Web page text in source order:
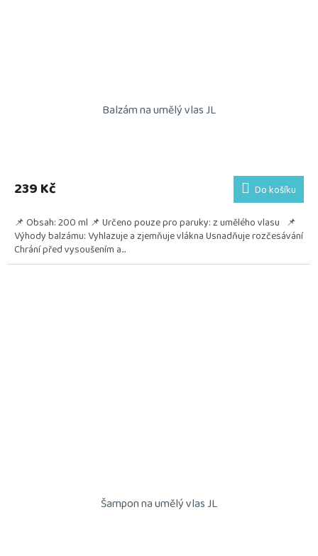
Balzám na umělý vlas JL
239 Kč Do košíku
📌 Obsah: 200 ml 📌 Určeno pouze pro paruky: z umělého vlasu 📌
Výhody balzámu: Vyhlazuje a zjemňuje vlákna Usnadňuje rozčesávání
Chrání před vysoušením a...
Šampon na umělý vlas JL